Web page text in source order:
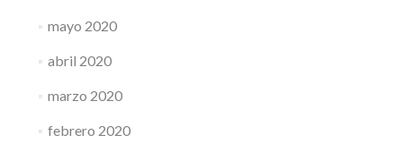
mayo 2020
abril 2020
marzo 2020
febrero 2020